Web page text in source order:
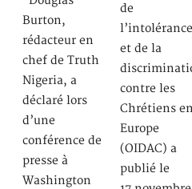
Burton,
rédacteur en
chef de Truth
Nigeria, a
déclaré lors
d’une
conférence de
presse à
Washington
de
l’intolérance
et de la
contre les
Chrétiens en
Europe
(OIDAC) a
publié le